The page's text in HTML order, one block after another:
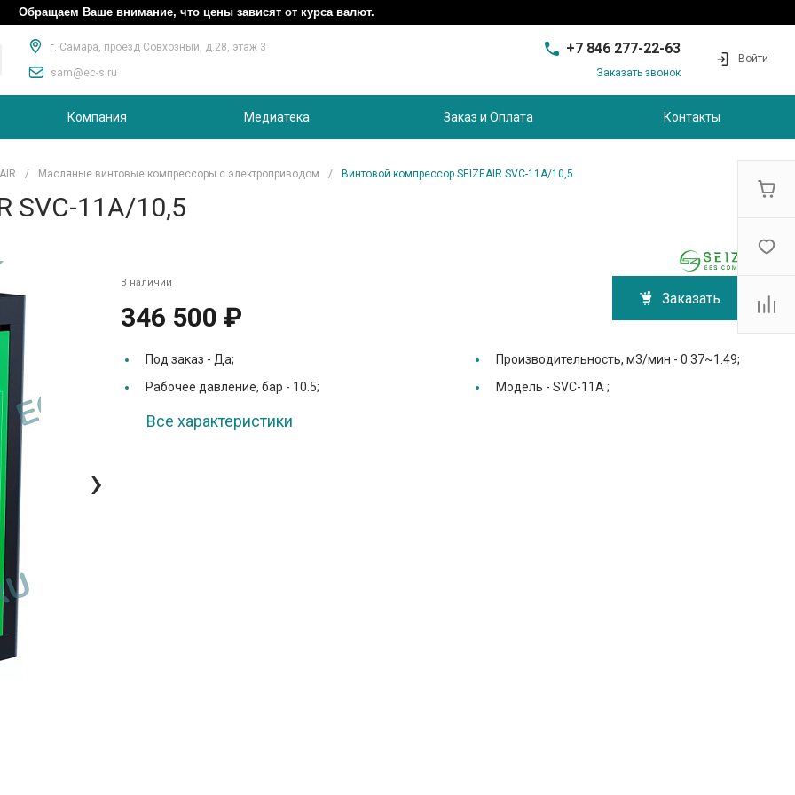
Обращаем Ваше внимание, что цены зависят от курса валют.
г. Самара, проезд Совхозный, д.28, этаж 3
sam@ec-s.ru
+7 846 277-22-63
+7 846 277-22-63
Совхозный, д.28, этаж 3
Заказать звонок
Войти
Компания Медиатека Заказ и Оплата Контакты
/ Масляные винтовые компрессоры с электроприводом / Винтовой компрессор SEIZEAIR SVC-11A/10,5
SVC-11A/10,5
›
В наличии
346 500 ₽
Заказать
Под заказ - Да; Производительность, м3/мин -0.37~1.49;
Рабочее давление, бар - 10.5; Модель -SVC-11A ;
Все характеристики